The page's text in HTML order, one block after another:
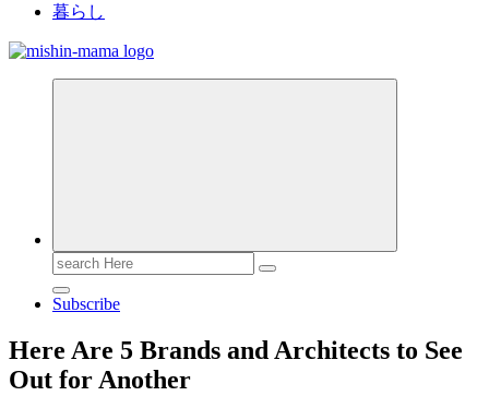
暮らし
Search
for:
Subscribe
Here Are 5 Brands and Architects to See
Out for Another